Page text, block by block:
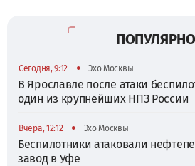
Сегодня, 9:12 • Эхо Москвы
В Ярославле после атаки
один из крупнейших НПЗ России
Вчера, 12:12 • Эхо Москвы
Беспилотники атаковали
завод в Уфе